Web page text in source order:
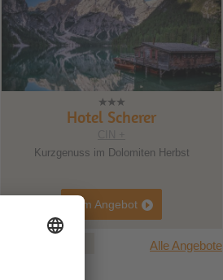
Hotel Scherer
Kurzgenuss im Dolomiten Herbst
zum Angebot
Alle Angebote